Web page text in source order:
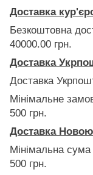
Доставка
Безкоштовна
40000.00 грн.
Доставка
Доставка
Мінімальне
500 грн.
Доставка
Мінімальна
500 грн.